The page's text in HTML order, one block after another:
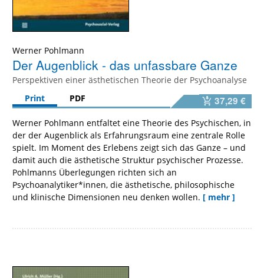
Werner Pohlmann
Der Augenblick - das unfassbare Ganze
Perspektiven einer ästhetischen Theorie der Psychoanalyse
Print
PDF 37,29 €
Werner Pohlmann entfaltet eine Theorie des Psychischen, in
der der Augenblick als Erfahrungsraum eine zentrale Rolle
spielt. Im Moment des Erlebens zeigt sich das Ganze – und
damit auch die ästhetische Struktur psychischer Prozesse.
Pohlmanns Überlegungen richten sich an
Psychoanalytiker*innen, die ästhetische, philosophische
und klinische Dimensionen neu denken wollen. [ mehr ]